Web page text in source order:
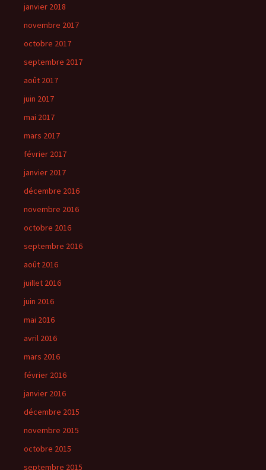
janvier 2018
novembre 2017
octobre 2017
septembre 2017
août 2017
juin 2017
mai 2017
mars 2017
février 2017
janvier 2017
décembre 2016
novembre 2016
octobre 2016
septembre 2016
août 2016
juillet 2016
juin 2016
mai 2016
avril 2016
mars 2016
février 2016
janvier 2016
décembre 2015
novembre 2015
octobre 2015
septembre 2015